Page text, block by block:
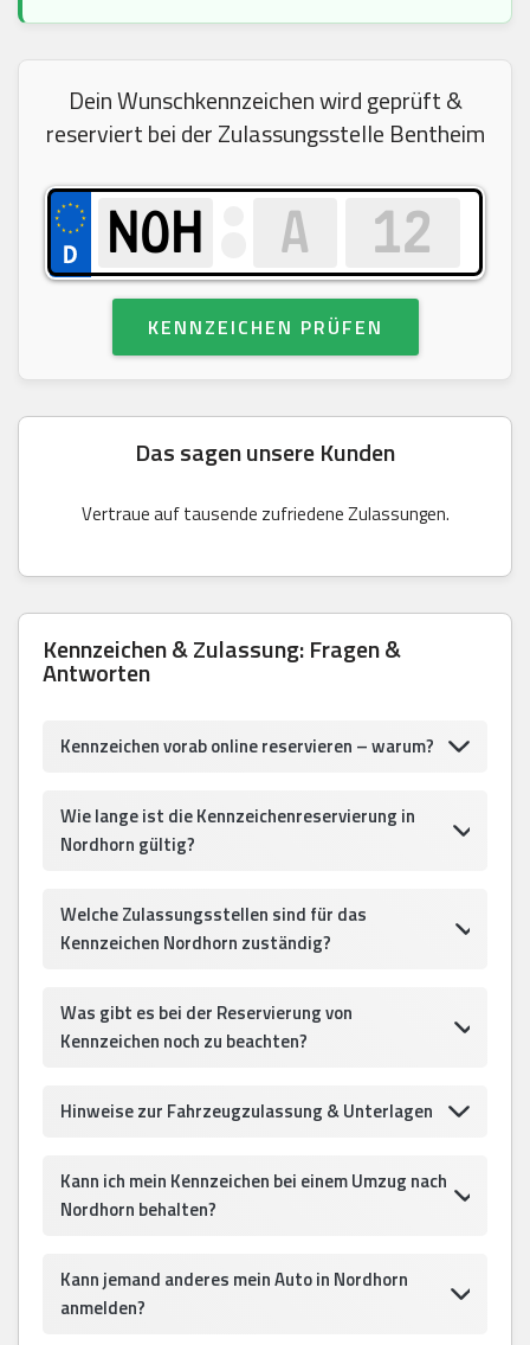
Dein Wunschkennzeichen wird geprüft &
reserviert bei der Zulassungsstelle Bentheim
KENNZEICHEN PRÜFEN
Das sagen unsere Kunden
Vertraue auf tausende zufriedene Zulassungen.
Kennzeichen & Zulassung: Fragen &
Antworten
Kennzeichen vorab online reservieren – warum?
Wie lange ist die Kennzeichenreservierung in
Nordhorn gültig?
Welche Zulassungsstellen sind für das
Kennzeichen Nordhorn zuständig?
Was gibt es bei der Reservierung von
Kennzeichen noch zu beachten?
Hinweise zur Fahrzeugzulassung & Unterlagen
Kann ich mein Kennzeichen bei einem Umzug nach
Nordhorn behalten?
Kann jemand anderes mein Auto in Nordhorn
anmelden?